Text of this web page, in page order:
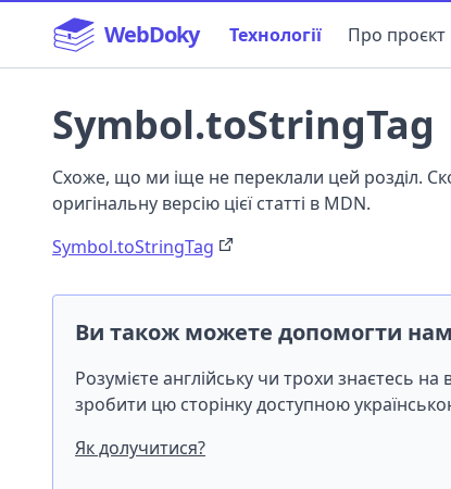
WebDoky Технології Про проєкт
Symbol.toStringTag
Схоже, що ми іще не переклали цей розділ.
оригінальну версію цієї статті в MDN.
Symbol.toStringTag
Ви також можете допомогти
Розумієте англійську чи трохи знаєтесь
зробити цю сторінку доступною
Як долучитися?